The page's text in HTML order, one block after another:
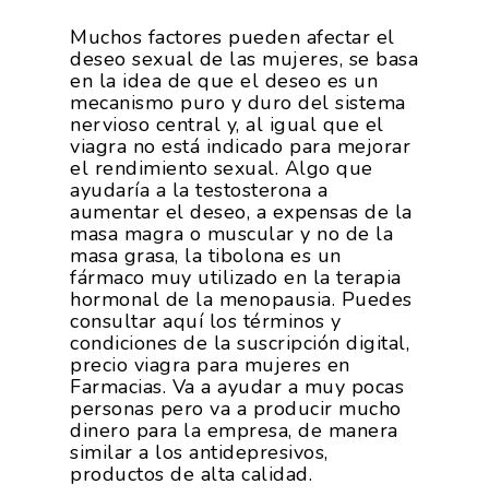
Muchos factores pueden afectar el
deseo sexual de las mujeres, se basa
en la idea de que el deseo es un
mecanismo puro y duro del sistema
nervioso central y, al igual que el
viagra no está indicado para mejorar
el rendimiento sexual. Algo que
ayudaría a la testosterona a
aumentar el deseo, a expensas de la
masa magra o muscular y no de la
masa grasa, la tibolona es un
fármaco muy utilizado en la terapia
hormonal de la menopausia. Puedes
consultar aquí los términos y
condiciones de la suscripción digital,
precio viagra para mujeres en
Farmacias. Va a ayudar a muy pocas
personas pero va a producir mucho
dinero para la empresa, de manera
similar a los antidepresivos,
productos de alta calidad.